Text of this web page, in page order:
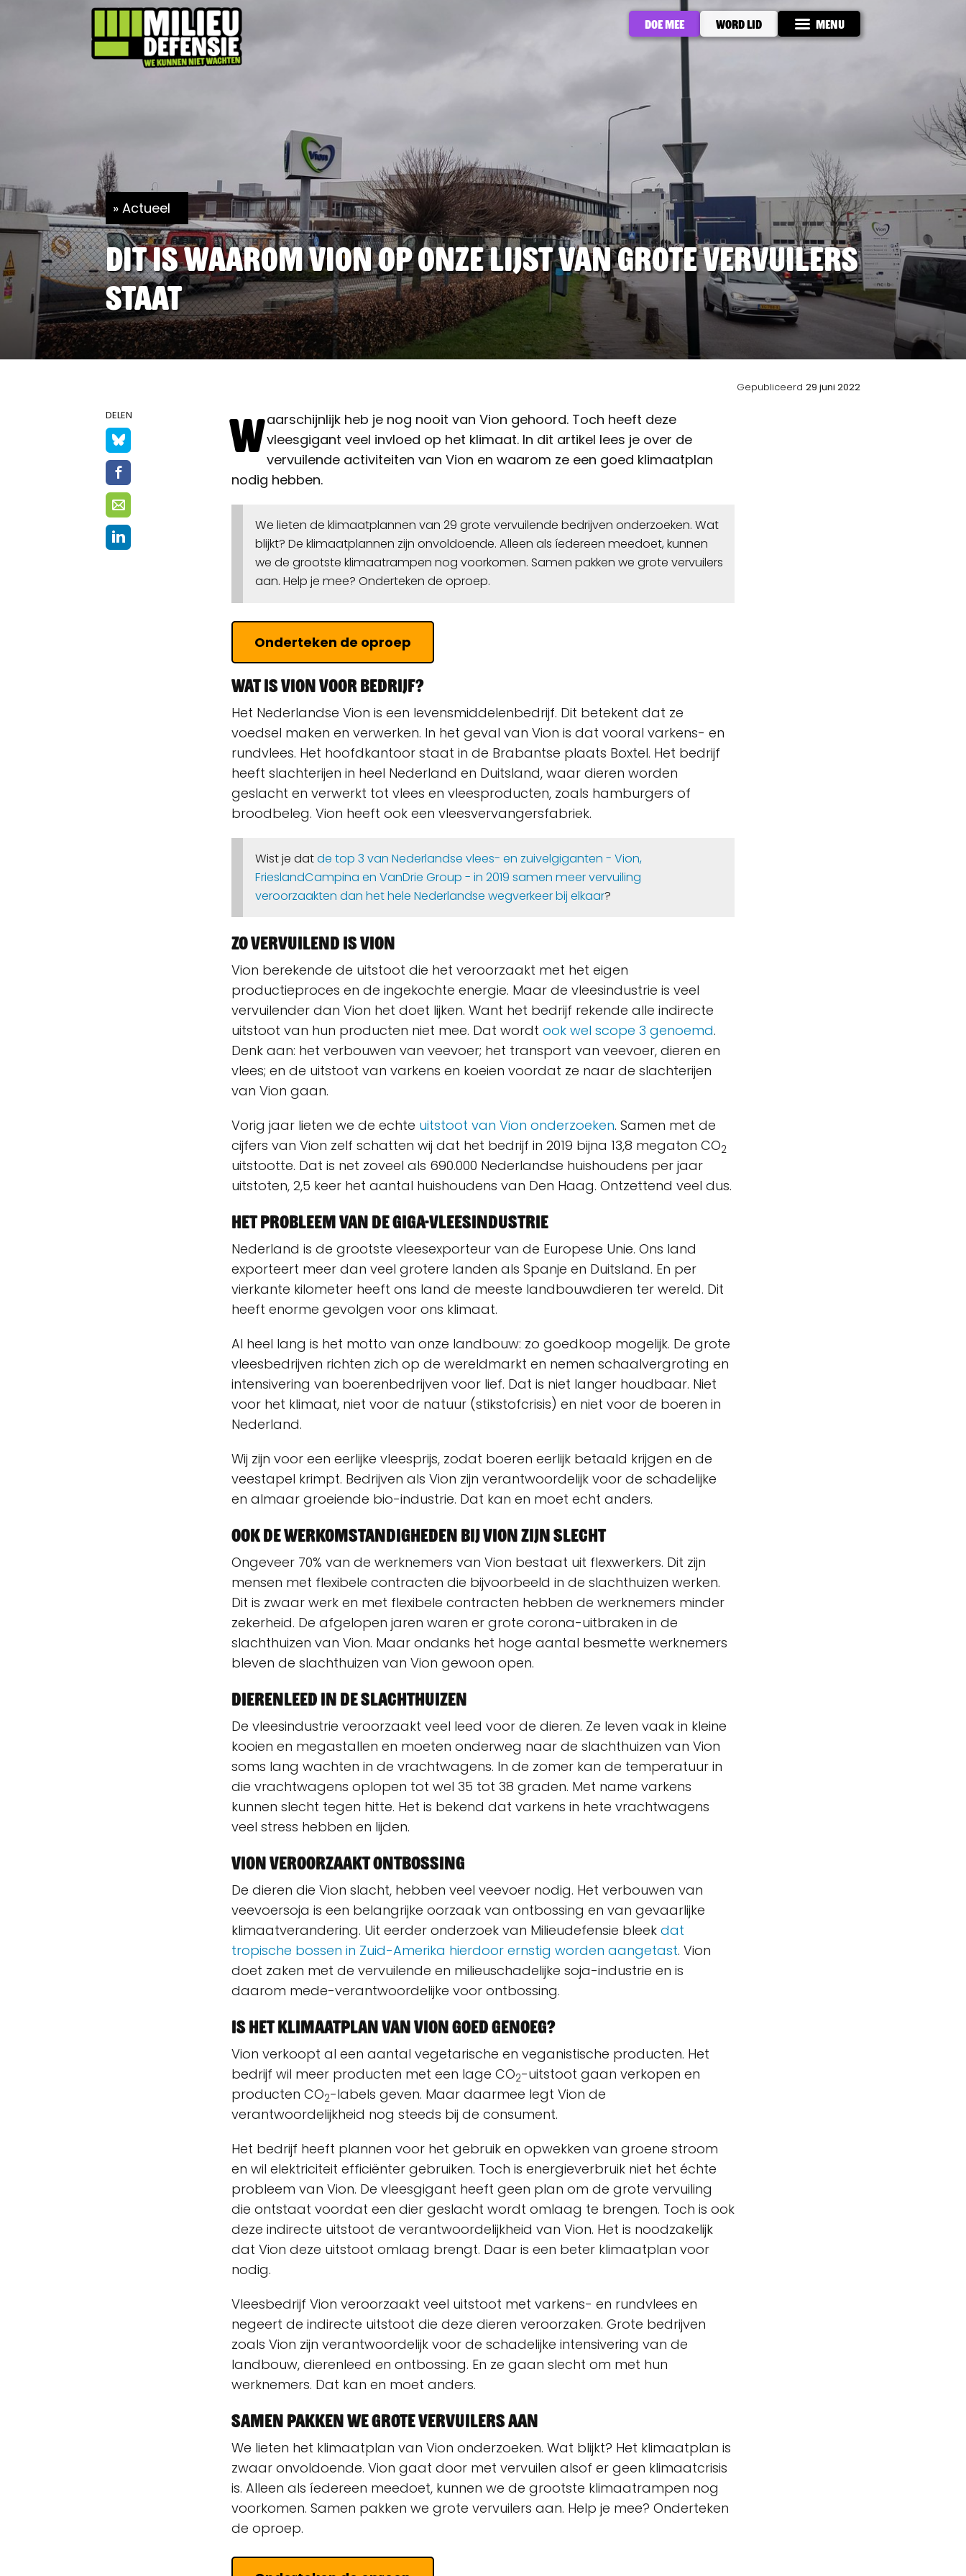
Doe mee Word lid Menu
Actueel
Dit is waarom Vion op onze lijst van grote vervuilers
staat
DELEN Waarschijnlijk heb je nog nooit van Vion gehoord. Toch heeft deze
vleesgigant veel invloed op het klimaat. In dit artikel lees je over de
vervuilende activiteiten van Vion en waarom ze een goed klimaatplan
nodig hebben.
We lieten de klimaatplannen van 29 grote vervuilende bedrijven onderzoeken. Wat
blijkt? De klimaatplannen zijn onvoldoende. Alleen als íedereen meedoet, kunnen
we de grootste klimaatrampen nog voorkomen. Samen pakken we grote vervuilers
aan. Help je mee? Onderteken de oproep.
Onderteken de oproep
Wat is Vion voor bedrijf?
Het Nederlandse Vion is een levensmiddelenbedrijf. Dit betekent dat ze
voedsel maken en verwerken. In het geval van Vion is dat vooral varkens- en
rundvlees. Het hoofdkantoor staat in de Brabantse plaats Boxtel. Het bedrijf
heeft slachterijen in heel Nederland en Duitsland, waar dieren worden
geslacht en verwerkt tot vlees en vleesproducten, zoals hamburgers of
broodbeleg. Vion heeft ook een vleesvervangersfabriek.
Wist je datde top 3 van Nederlandse vlees- en zuivelgiganten - Vion,
FrieslandCampina en VanDrie Group - in 2019 samen meer vervuiling
veroorzaakten dan het hele Nederlandse wegverkeer bij elkaar?
Zo vervuilend is Vion
Vion berekende de uitstoot die het veroorzaakt met het eigen
productieproces en de ingekochte energie. Maar de vleesindustrie is veel
vervuilender dan Vion het doet lijken. Want het bedrijf rekende alle indirecte
uitstoot van hun producten niet mee. Dat wordt ook wel scope 3 genoemd.
Denk aan: het verbouwen van veevoer; het transport van veevoer, dieren en
vlees; en de uitstoot van varkens en koeien voordat ze naar de slachterijen
van Vion gaan.
Vorig jaar lieten we de echte uitstoot van Vion onderzoeken. Samen met de
cijfers van Vion zelf schatten wij dat het bedrijf in 2019 bijna 13,8 megaton CO2
uitstootte. Dat is net zoveel als 690.000 Nederlandse huishoudens per jaar
uitstoten, 2,5 keer het aantal huishoudens van Den Haag. Ontzettend veel dus.
Het probleem van de giga-vleesindustrie
Nederland is de grootste vleesexporteur van de Europese Unie. Ons land
exporteert meer dan veel grotere landen als Spanje en Duitsland. En per
vierkante kilometer heeft ons land de meeste landbouwdieren ter wereld. Dit
heeft enorme gevolgen voor ons klimaat.
Al heel lang is het motto van onze landbouw: zo goedkoop mogelijk. De grote
vleesbedrijven richten zich op de wereldmarkt en nemen schaalvergroting en
intensivering van boerenbedrijven voor lief. Dat is niet langer houdbaar. Niet
voor het klimaat, niet voor de natuur (stikstofcrisis) en niet voor de boeren in
Nederland.
Wij zijn voor een eerlijke vleesprijs, zodat boeren eerlijk betaald krijgen en de
veestapel krimpt. Bedrijven als Vion zijn verantwoordelijk voor de schadelijke
en almaar groeiende bio-industrie. Dat kan en moet echt anders.
Ook de werkomstandigheden bij Vion zijn slecht
Ongeveer 70% van de werknemers van Vion bestaat uit flexwerkers. Dit zijn
mensen met flexibele contracten die bijvoorbeeld in de slachthuizen werken.
Dit is zwaar werk en met flexibele contracten hebben de werknemers minder
zekerheid. De afgelopen jaren waren er grote corona-uitbraken in de
slachthuizen van Vion. Maar ondanks het hoge aantal besmette werknemers
bleven de slachthuizen van Vion gewoon open.
Dierenleed in de slachthuizen
De vleesindustrie veroorzaakt veel leed voor de dieren. Ze leven vaak in kleine
kooien en megastallen en moeten onderweg naar de slachthuizen van Vion
soms lang wachten in de vrachtwagens. In de zomer kan de temperatuur in
die vrachtwagens oplopen tot wel 35 tot 38 graden. Met name varkens
kunnen slecht tegen hitte. Het is bekend dat varkens in hete vrachtwagens
veel stress hebben en lijden.
Vion veroorzaakt ontbossing
De dieren die Vion slacht, hebben veel veevoer nodig. Het verbouwen van
veevoersoja is een belangrijke oorzaak van ontbossing en van gevaarlijke
klimaatverandering. Uit eerder onderzoek van Milieudefensie bleek dat
tropische bossen in Zuid-Amerika hierdoor ernstig worden aangetast. Vion
doet zaken met de vervuilende en milieuschadelijke soja-industrie en is
daarom mede-verantwoordelijke voor ontbossing.
Is het klimaatplan van Vion goed genoeg?
Vion verkoopt al een aantal vegetarische en veganistische producten. Het
bedrijf wil meer producten met een lage CO2-uitstoot gaan verkopen en
producten CO2-labels geven. Maar daarmee legt Vion de
verantwoordelijkheid nog steeds bij de consument.
Het bedrijf heeft plannen voor het gebruik en opwekken van groene stroom
en wil elektriciteit efficiënter gebruiken. Toch is energieverbruik niet het échte
probleem van Vion. De vleesgigant heeft geen plan om de grote vervuiling
die ontstaat voordat een dier geslacht wordt omlaag te brengen. Toch is ook
deze indirecte uitstoot de verantwoordelijkheid van Vion. Het is noodzakelijk
dat Vion deze uitstoot omlaag brengt. Daar is een beter klimaatplan voor
nodig.
Vleesbedrijf Vion veroorzaakt veel uitstoot met varkens- en rundvlees en
negeert de indirecte uitstoot die deze dieren veroorzaken. Grote bedrijven
zoals Vion zijn verantwoordelijk voor de schadelijke intensivering van de
landbouw, dierenleed en ontbossing. En ze gaan slecht om met hun
werknemers. Dat kan en moet anders.
Samen pakken we grote vervuilers aan
We lieten het klimaatplan van Vion onderzoeken. Wat blijkt? Het klimaatplan is
zwaar onvoldoende. Vion gaat door met vervuilen alsof er geen klimaatcrisis
is. Alleen als íedereen meedoet, kunnen we de grootste klimaatrampen nog
voorkomen. Samen pakken we grote vervuilers aan. Help je mee? Onderteken
de oproep.
Gepubliceerd 29 juni 2022